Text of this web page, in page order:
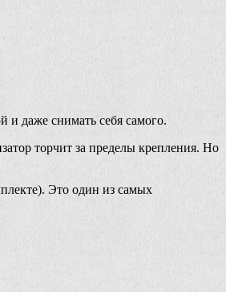
и даже снимать себя самого.
торчит за пределы крепления. Но
Это один из самых